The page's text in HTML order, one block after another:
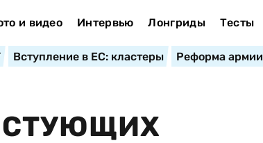
и видео Интервью Лонгриды Тесты
Вступление в ЕС: кластеры Реформа армии